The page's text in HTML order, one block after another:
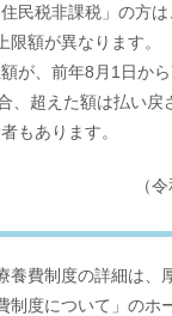
民税非課税」の方は
額が異なります。
が、前年8月1日か
、超えた額は払い戻
もあります。
（
養費制度の詳細は、
制度について」のホ